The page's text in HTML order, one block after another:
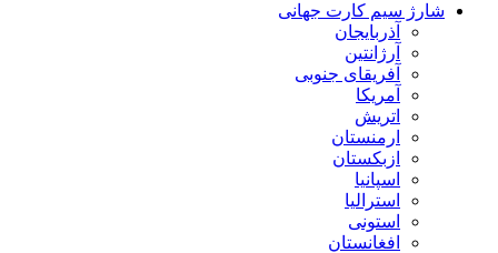
شارژ سیم کارت جهانی
آذربایجان
آرژانتین
آفریقای جنوبی
آمریکا
اتریش
ارمنستان
ازبکستان
اسپانیا
استرالیا
استونی
افغانستان